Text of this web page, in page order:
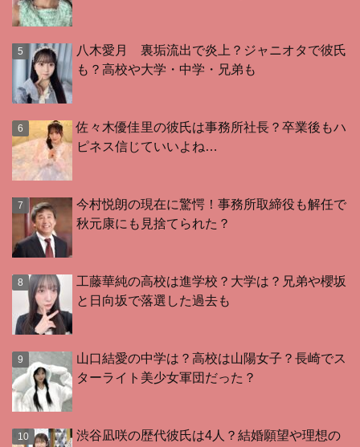
八木愛月 裏垢流出で炎上？ジャニオタで彼氏
も？高校や大学・中学・兄弟も
佐々木優佳里の彼氏は事務所社長？卒業後もハ
ピネス信じていいよね…
今村悦朗の現在に驚愕！事務所取締役も解任で
秋元康にも見捨てられた？
工藤華純の高校は進学校？大学は？兄弟や櫻坂
と日向坂で落選した過去も
山口結愛の中学は？高校は山陽女子？長崎でス
ターライト美少女軍団だった？
渋谷凪咲の歴代彼氏は4人？結婚願望や理想の